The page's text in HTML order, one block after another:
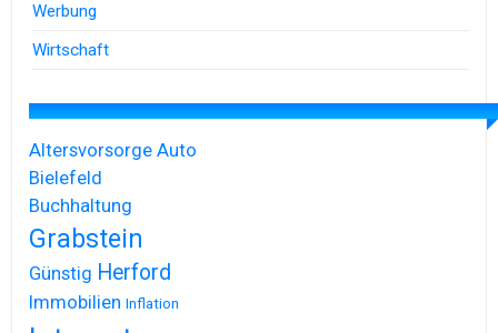
Werbung
Wirtschaft
Altersvorsorge Auto
Bielefeld
Buchhaltung
Grabstein
Günstig Herford
Immobilien Inflation